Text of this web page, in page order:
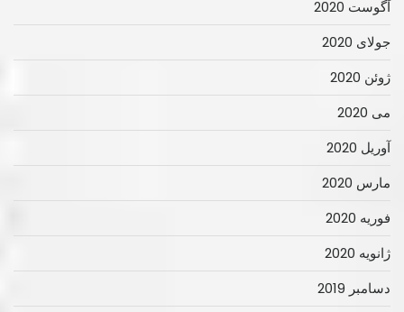
آگوست 2020
جولای 2020
ژوئن 2020
می 2020
آوریل 2020
مارس 2020
فوریه 2020
ژانویه 2020
دسامبر 2019